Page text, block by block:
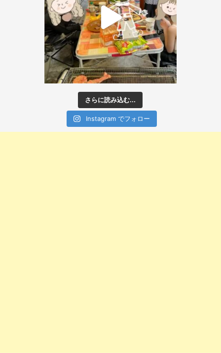
さらに読み込む...
Instagram でフォロー